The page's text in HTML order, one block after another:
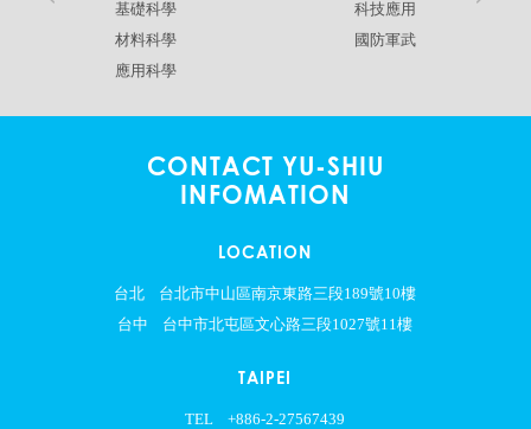
基礎科學
材料科學
應用科學
科技應用
國防軍武
CONTACT YU-SHIU
INFOMATION
LOCATION
台北
台北市中山區南京東路三段189號10樓
台中
台中市北屯區文心路三段1027號11樓
TAIPEI
TEL +886-2-27567439